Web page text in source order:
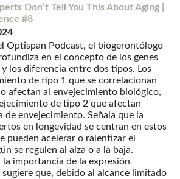
Don’t Tell You This About Aging |
#8
Optispan Podcast, el biogerontólogo
en el concepto de los genes
los diferencia entre dos tipos. Los
de tipo 1 que se correlacionan
afectan al envejecimiento biológico,
de tipo 2 que afectan
de envejecimiento. Señala que la
en longevidad se centran en estos
pueden acelerar o ralentizar el
se regulen al alza o a la baja.
la importancia de la expresión
sugiere que, debido al alcance limitado